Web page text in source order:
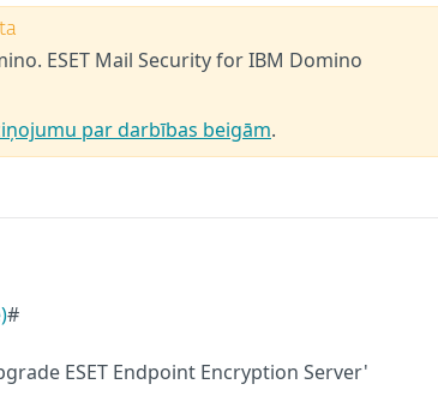
ESET Mail Security for IBM Domino
par darbības beigām.
#
ESET Endpoint Encryption Server'